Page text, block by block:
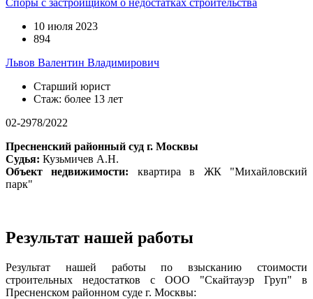
10 июля 2023
894
Львов Валентин Владимирович
Старший юрист
Стаж: более 13 лет
02-2978/2022
Пресненский районный суд г. Москвы
Судья: Кузьмичев А.Н.
Объект недвижимости: квартира в ЖК "Михайловский
парк"
Результат нашей работы
Результат нашей работы по взысканию стоимости
строительных недостатков с ООО "Скайтауэр Груп" в
Пресненском районном суде г. Москвы: